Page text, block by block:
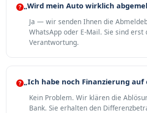
„Wird mein Auto wirklich
Ja — wir senden Ihnen die
WhatsApp oder E-Mail. Sie sind erst
Verantwortung.
„Ich habe noch Finanzierung auf
Kein Problem. Wir klären die
Bank. Sie erhalten den